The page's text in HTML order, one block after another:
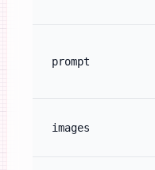
prompt
images